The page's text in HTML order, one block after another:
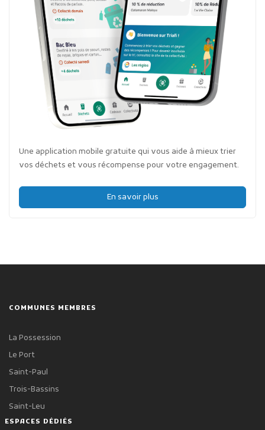
Une application mobile gratuite qui vous aide à mieux trier
vos déchets et vous récompense pour votre engagement.
En savoir plus
COMMUNES MEMBRES
La Possession
Le Port
Saint-Paul
Trois-Bassins
Saint-Leu
ESPACES DÉDIÉS